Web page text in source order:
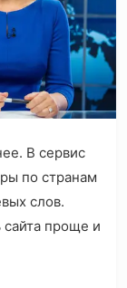
В сервис
по странам
слов.
сайта проще и